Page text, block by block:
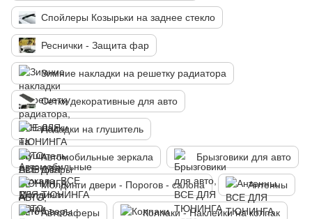
Спойлеры Козырьки на заднее стекло
Реснички - Защита фар
Зимние накладки на решетку радиатора
Сетки декоративные для авто
Насадки на глушитель
Автомобильные зеркала Брызговики для авто
Молдинги двери - Порогов - салона Антенны
Автобаферы Колпаки - Наклейки на колпак